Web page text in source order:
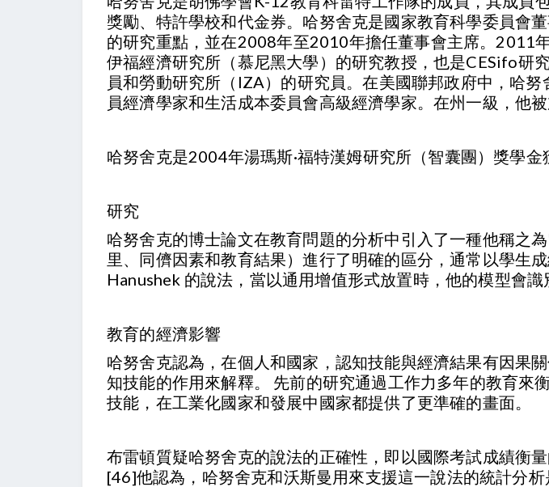
獎勵、特許學校和代金券。哈努舍克是國家教育科學委員會
的研究重點，並在2008年至2010年擔任董事會主席。2011
伊福經濟研究所（慕尼黑大學）的研究教授，也是CESifo研
員和勞動研究所（IZA）的研究員。在美國聯邦政府中，哈
員經濟學家和生活成本委員會高級經濟學家。在州一級，他
哈努舍克是2004年湯瑪斯·福特漢姆研究所（智囊團）獎學金
研究
哈努舍克的博士論文在教育問題的分析中引入了一種他稱之
里、同儕因素和教育結果）進行了明確的區分，通常以學生
Hanushek 的說法，當以通用增值形式放置時，他的模型會
教育的經濟影響
哈努舍克認為，在個人和國家，認知技能與經濟結果有因果
知技能的作用來解釋。 先前的研究通過工作力多年的教育來
技能，在工業化國家和發展中國家都提供了更準確的畫面。
布雷頓質疑哈努舍克的說法的正確性，即以國際考試成績衡
[46]他認為，哈努舍克和沃斯曼用來支援這一說法的統計分